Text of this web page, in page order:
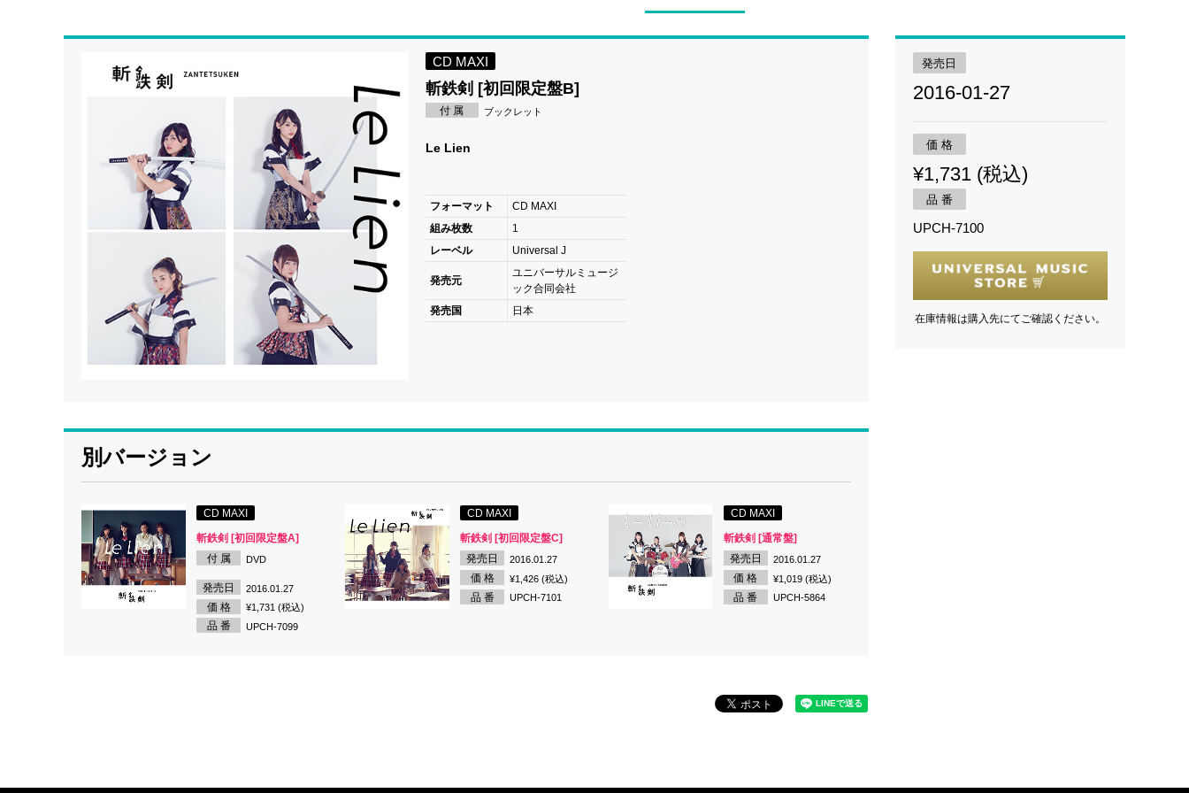
CD MAXI
斬鉄剣 [初回限定盤B]
付 属 ブックレット
Le Lien
フォーマット
CD MAXI
組み枚数
1
レーベル
Universal J
発売元
ユニバーサルミュージ
ック合同会社
発売国
日本
別バージョン
CD MAXI
斬鉄剣 [初回限定盤A]
付 属
DVD
発売日 2016.01.27
価 格 ¥1,731 (税込)
品 番 UPCH-7099
CD MAXI
斬鉄剣 [初回限定盤C]
発売日
2016.01.27
価 格 ¥1,426 (税込)
品 番 UPCH-7101
CD MAXI
斬鉄剣 [通常盤]
発売日
2016.01.27
価 格 ¥1,019 (税込)
品 番 UPCH-5864
発売日
2016-01-27
価 格
¥1,731 (税込)
品 番
UPCH-7100
在庫情報は購入先にてご確認ください。